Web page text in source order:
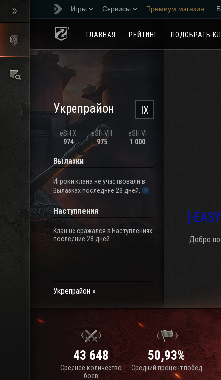
Игры Сервисы Премиум магазин
ГЛАВНАЯ
РЕЙТИНГ ПОДОБРАТЬ
IX
Укрепрайон
eSH X
974
eSH VIII
975
eSH VI
1 000
Вылазки
Игроки клана не участвовали в
Вылазках последние 28 дней.
Наступления
Клан не сражался в Наступлениях
последние 28 дней.
Укрепрайон
[-
Добро
43 648
Среднее количество
боёв
50,93%
Средний процент побед